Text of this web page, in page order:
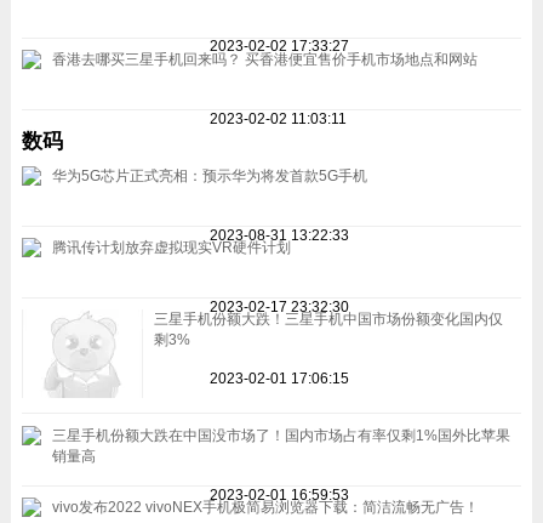
2023-02-02 17:33:27
香港去哪买三星手机回来吗？ 买香港便宜售价手机市场地点和网站
2023-02-02 11:03:11
数码
华为5G芯片正式亮相：预示华为将发首款5G手机
2023-08-31 13:22:33
腾讯传计划放弃虚拟现实VR硬件计划
2023-02-17 23:32:30
三星手机份额大跌！三星手机中国市场份额变化国内仅
剩3%
2023-02-01 17:06:15
三星手机份额大跌在中国没市场了！国内市场占有率仅剩1%国外比苹果
销量高
2023-02-01 16:59:53
vivo发布2022 vivoNEX手机极简易浏览器下载：简洁流畅无广告！